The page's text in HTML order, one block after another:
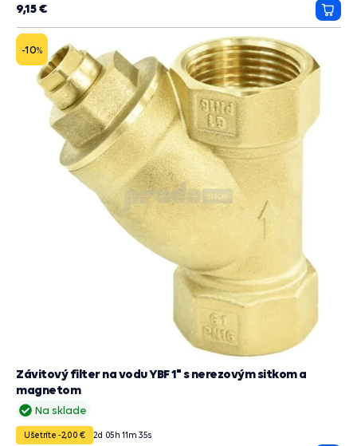
9,15 €
do
-10%
Na sklade
Závitový filter na vodu YBF 1" s nerezovým sitkom a
magnetom
Ušetríte -2,00 € 2d 05h 11m 33s